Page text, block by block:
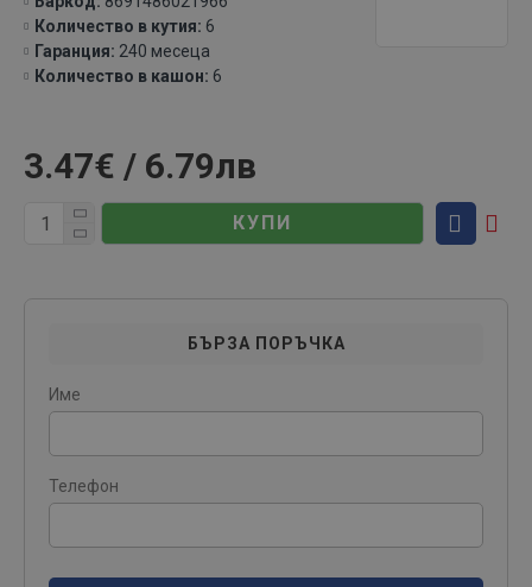
Количество в кашон: 6
Количество в кутия: 6
Гаранция: 240 месеца
3.47€ / 6.79лв
КУПИ
БЪРЗА ПОРЪЧКА
Име
Телефон